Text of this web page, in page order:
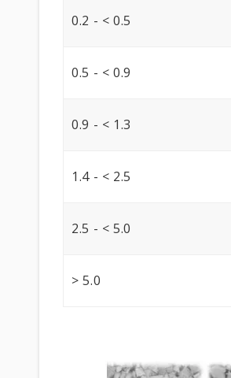
0.2 - < 0.5
0.5 - < 0.9
0.9 - < 1.3
1.4 - < 2.5
2.5 - < 5.0
> 5.0